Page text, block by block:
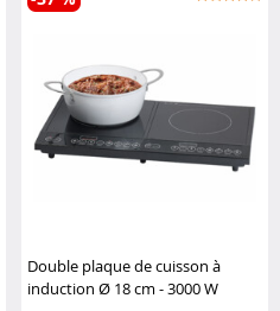
Double plaque de cuisson à
induction Ø 18 cm - 3000 W